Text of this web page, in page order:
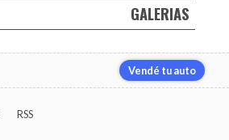
GALERIAS
Vendé tu auto
RSS